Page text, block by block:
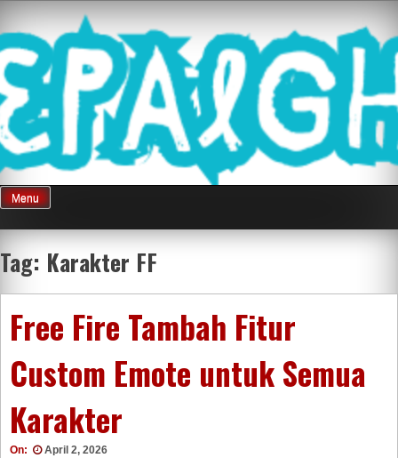
content
Mnepalghopa
Review Game
Terkini Paling
Seluruh Di
Indonesia
Menu
Tag: Karakter FF
Free Fire Tambah Fitur
Custom Emote untuk Semua
Karakter
On: April 2, 2026